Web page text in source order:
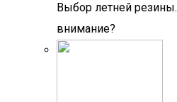
Выбор летней
внимание?